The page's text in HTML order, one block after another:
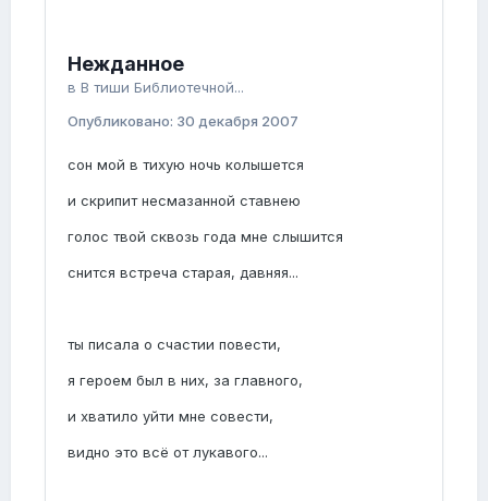
Нежданное
в В тиши Библиотечной...
Опубликовано: 30 декабря 2007
сон мой в тихую ночь колышется
и скрипит несмазанной ставнею
голос твой сквозь года мне слышится
снится встреча старая, давняя...
ты писала о счастии повести,
я героем был в них, за главного,
и хватило уйти мне совести,
видно это всё от лукавого...